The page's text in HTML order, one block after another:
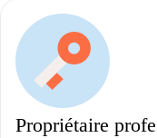
Propriétaire